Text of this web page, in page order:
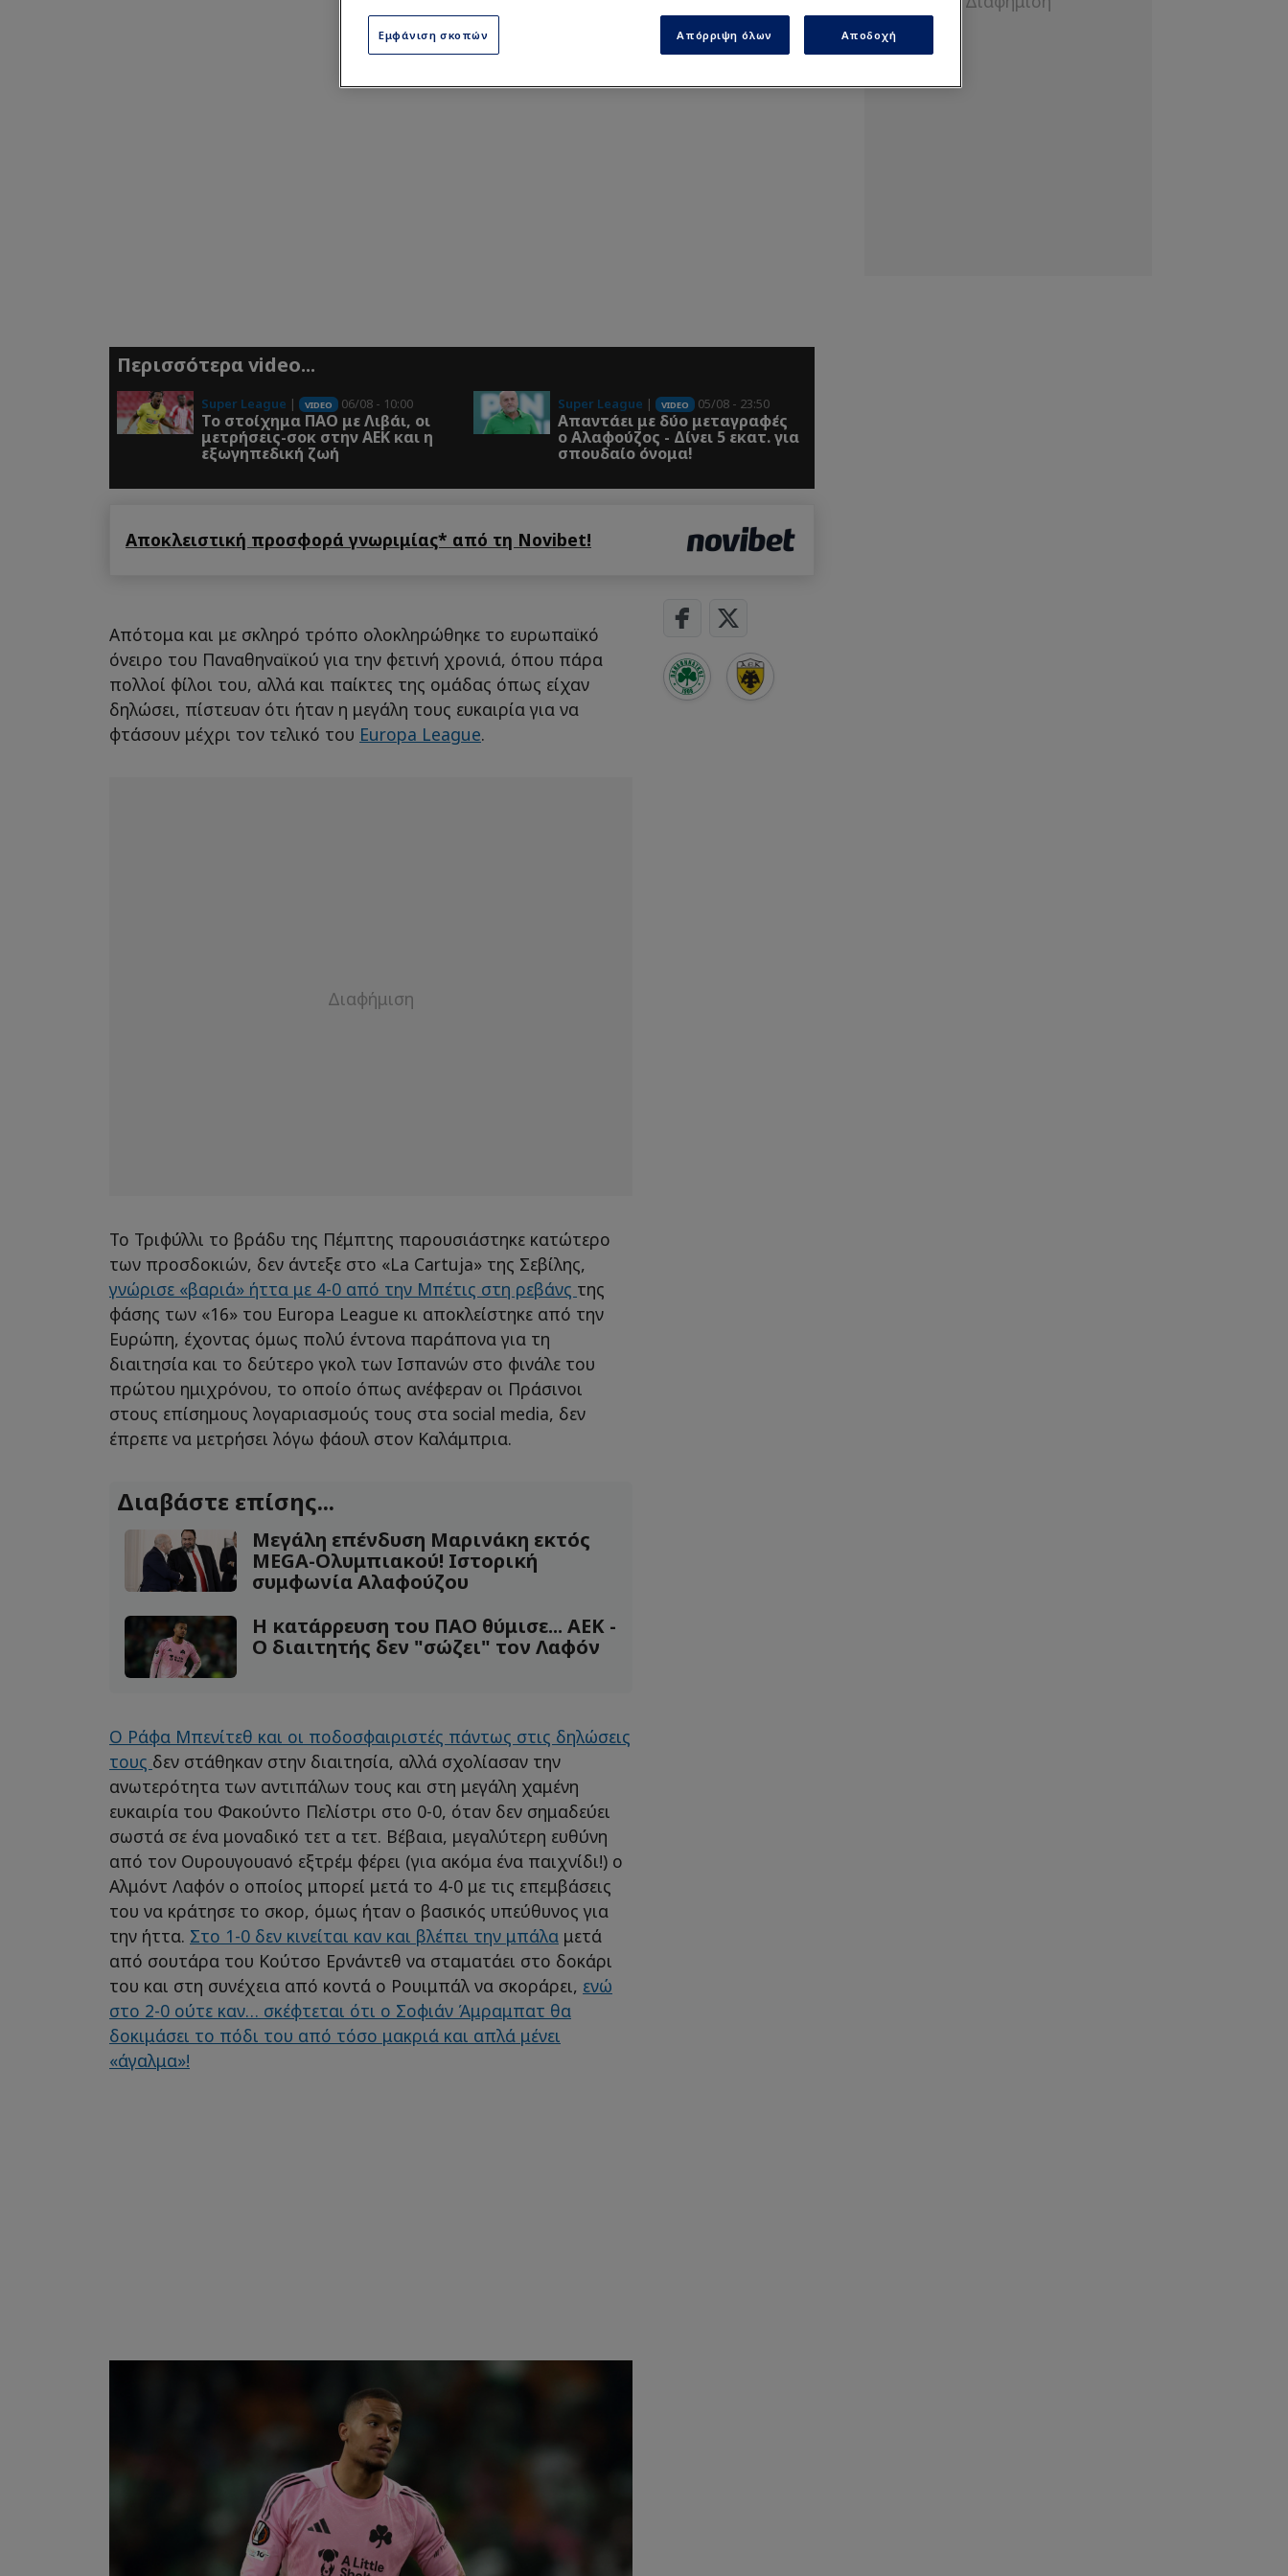
Περισσότερα video...
Super League | VIDEO 06/08 - 10:00
Το στοίχημα ΠΑΟ με Λιβάι, οι
μετρήσεις-σοκ στην ΑΕΚ και η
εξωγηπεδική ζωή
Super League | VIDEO 05/08 - 23:50
Απαντάει με δύο μεταγραφές
ο Αλαφούζος - Δίνει 5 εκατ. για
σπουδαίο όνομα!
Αποκλειστική προσφορά γνωριμίας* από τη Novibet!
Απότομα και με σκληρό τρόπο ολοκληρώθηκε το ευρωπαϊκό
όνειρο του Παναθηναϊκού για την φετινή χρονιά, όπου πάρα
πολλοί φίλοι του, αλλά και παίκτες της ομάδας όπως είχαν
δηλώσει, πίστευαν ότι ήταν η μεγάλη τους ευκαιρία για να
φτάσουν μέχρι τον τελικό του Europa League.
Το Τριφύλλι το βράδυ της Πέμπτης παρουσιάστηκε κατώτερο
των προσδοκιών, δεν άντεξε στο «La Cartuja» της Σεβίλης,
γνώρισε «βαριά» ήττα με 4-0 από την Μπέτις στη ρεβάνς της
φάσης των «16» του Europa League κι αποκλείστηκε από την
Ευρώπη, έχοντας όμως πολύ έντονα παράπονα για τη
διαιτησία και το δεύτερο γκολ των Ισπανών στο φινάλε του
πρώτου ημιχρόνου, το οποίο όπως ανέφεραν οι Πράσινοι
στους επίσημους λογαριασμούς τους στα social media, δεν
έπρεπε να μετρήσει λόγω φάουλ στον Καλάμπρια.
Διαβάστε επίσης...
Μεγάλη επένδυση Μαρινάκη εκτός
MEGA-Ολυμπιακού! Ιστορική
συμφωνία Αλαφούζου
Η κατάρρευση του ΠΑΟ θύμισε... ΑΕΚ -
Ο διαιτητής δεν "σώζει" τον Λαφόν
Ο Ράφα Μπενίτεθ και οι ποδοσφαιριστές πάντως στις δηλώσεις
τους δεν στάθηκαν στην διαιτησία, αλλά σχολίασαν την
ανωτερότητα των αντιπάλων τους και στη μεγάλη χαμένη
ευκαιρία του Φακούντο Πελίστρι στο 0-0, όταν δεν σημαδεύει
σωστά σε ένα μοναδικό τετ α τετ. Βέβαια, μεγαλύτερη ευθύνη
από τον Ουρουγουανό εξτρέμ φέρει (για ακόμα ένα παιχνίδι!) ο
Αλμόντ Λαφόν ο οποίος μπορεί μετά το 4-0 με τις επεμβάσεις
του να κράτησε το σκορ, όμως ήταν ο βασικός υπεύθυνος για
την ήττα. Στο 1-0 δεν κινείται καν και βλέπει την μπάλα μετά
από σουτάρα του Κούτσο Ερνάντεθ να σταματάει στο δοκάρι
του και στη συνέχεια από κοντά ο Ρουιμπάλ να σκοράρει, ενώ
στο 2-0 ούτε καν… σκέφτεται ότι ο Σοφιάν Άμραμπατ θα
δοκιμάσει το πόδι του από τόσο μακριά και απλά μένει
«άγαλμα»!
Εμφάνιση σκοπών Απόρριψη όλων Αποδοχή